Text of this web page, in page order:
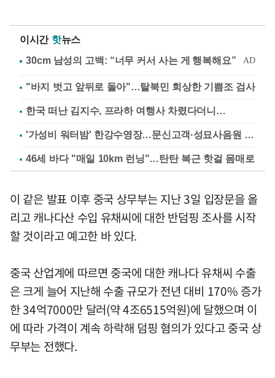
이시간 핫뉴스
"바지 벗고 앞뒤로 돌아"…탈북민 회상한 기쁨조 검사
한국 떠난 김지수, 프라하 여행사 차렸다더니…
'가성비 워터밤' 한강수영장…문신고객·성묘사음원 민원
46세 바다 "매일 10km 런닝"…탄탄 복근 핫걸 몸매로
이 같은 발표 이후 중국 상무부는 지난 3일 입장문을 올
리고 캐나다산 수입 유채씨에 대한 반덤핑 조사를 시작
할 것이라고 예고한 바 있다.
중국 산업계에 따르면 중국에 대한 캐나다 유채씨 수출
은 크게 늘어 지난해 수출 규모가 전년 대비 170% 증가
한 34억7000만 달러(약 4조6515억원)에 달했으며 이
에 따라 가격이 계속 하락해 덤핑 혐의가 있다고 중국 상
무부는 전했다.